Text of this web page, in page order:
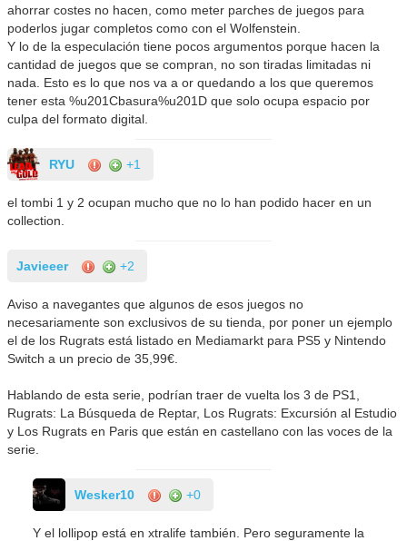
ahorrar costes no hacen, como meter parches de juegos para
poderlos jugar completos como con el Wolfenstein.
Y lo de la especulación tiene pocos argumentos porque hacen la
cantidad de juegos que se compran, no son tiradas limitadas ni
nada. Esto es lo que nos va a or quedando a los que queremos
tener esta %u201Cbasura%u201D que solo ocupa espacio por
culpa del formato digital.
RYU +1
el tombi 1 y 2 ocupan mucho que no lo han podido hacer en un
collection.
Javieeer +2
Aviso a navegantes que algunos de esos juegos no
necesariamente son exclusivos de su tienda, por poner un ejemplo
el de los Rugrats está listado en Mediamarkt para PS5 y Nintendo
Switch a un precio de 35,99€.
Hablando de esta serie, podrían traer de vuelta los 3 de PS1,
Rugrats: La Búsqueda de Reptar, Los Rugrats: Excursión al Estudio
y Los Rugrats en Paris que están en castellano con las voces de la
serie.
Wesker10 +0
Y el lollipop está en xtralife también. Pero seguramente la